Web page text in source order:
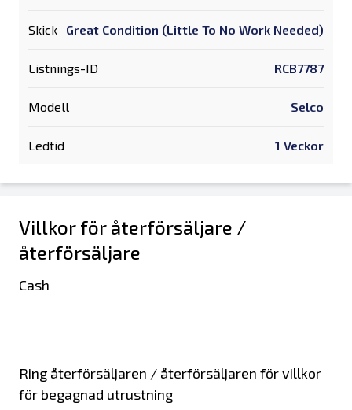
Skick Great Condition (Little To No Work Needed)
Listnings-ID RCB7787
Modell Selco
Ledtid 1 Veckor
Villkor för återförsäljare /
återförsäljare
Cash
Ring återförsäljaren / återförsäljaren för villkor
för begagnad utrustning